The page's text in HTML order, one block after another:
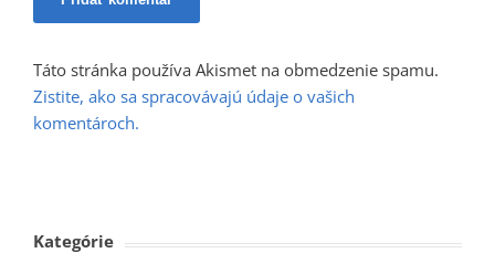
Táto stránka používa Akismet na obmedzenie spamu.
Zistite, ako sa spracovávajú údaje o vašich
komentároch.
Kategórie